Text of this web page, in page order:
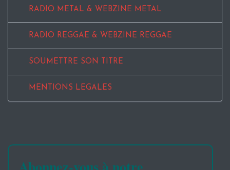
RADIO METAL & WEBZINE METAL
RADIO REGGAE & WEBZINE REGGAE
SOUMETTRE SON TITRE
MENTIONS LEGALES